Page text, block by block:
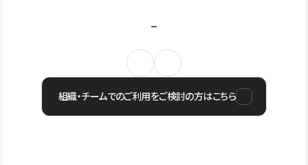
組織・チームでのご利用をご検討の方はこちら